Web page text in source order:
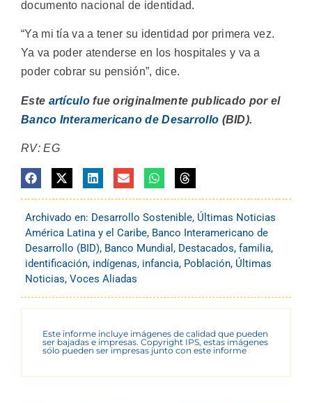
documento nacional de identidad.
“Ya mi tía va a tener su identidad por primera vez.
Ya va poder atenderse en los hospitales y va a
poder cobrar su pensión”, dice.
Este artículofue originalmente publicado por el
Banco Interamericano de Desarrollo (BID).
RV: EG
Archivado en: Desarrollo Sostenible, Últimas Noticias
América Latina y el Caribe, Banco Interamericano de
Desarrollo (BID), Banco Mundial , Destacados, familia,
identificación, indígenas, infancia, Población, Últimas
Noticias, Voces Aliadas
Este informe incluye imágenes de calidad que pueden
ser bajadas e impresas. Copyright IPS, estas imágenes
sólo pueden ser impresas junto con este informe